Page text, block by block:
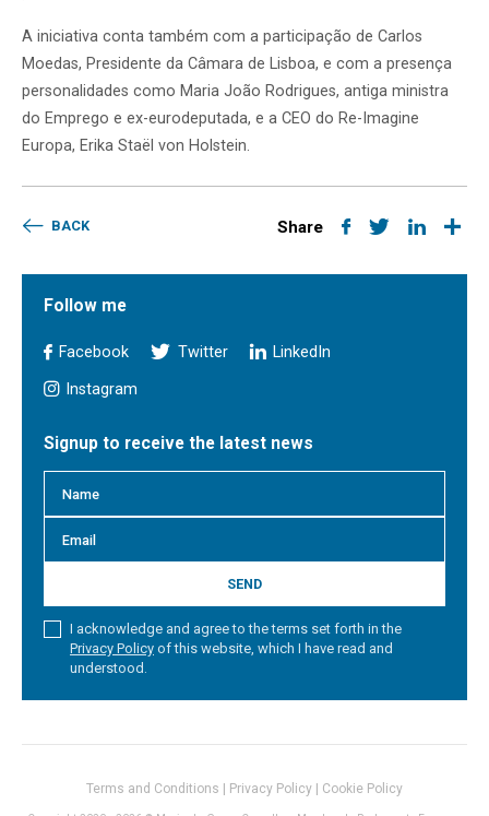
A iniciativa conta também com a participação de Carlos
Moedas, Presidente da Câmara de Lisboa, e com a presença
personalidades como Maria João Rodrigues, antiga ministra
do Emprego e ex-eurodeputada, e a CEO do Re-Imagine
Europa, Erika Staël von Holstein.
BACK Share
Follow me
Facebook Twitter LinkedIn
Instagram
Signup to receive the latest news
SEND
I acknowledge and agree to the terms set forth in the
Privacy Policy of this website, which I have read and
understood.
Terms and Conditions Privacy Policy Cookie Policy